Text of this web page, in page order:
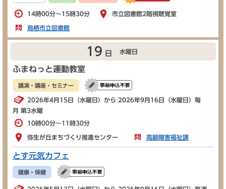
14時00分～15時30分 市立図書館2階視聴覚室
鳥栖市立図書館
19 日 水曜日
ふまねっと運動教室
講演・講座・セミナー
2026年4月15日（水曜日）から 2026年9月16日（水曜日）毎
月 第3水曜
10時00分～11時30分
弥生が丘まちづくり推進センター 高齢障害福祉課
とす元気カフェ
健康・保健